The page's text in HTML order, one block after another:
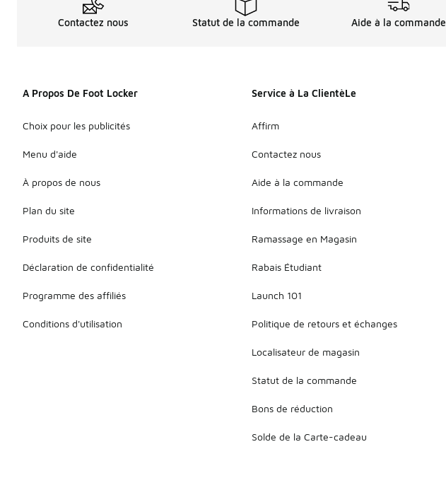
Contactez nous Statut de la commande Aide à la commande
A Propos De Foot Locker
Choix pour les publicités
Menu d'aide
À propos de nous
Plan du site
Produits de site
Déclaration de confidentialité
Programme des affiliés
Conditions d'utilisation
Service à La ClientèLe
Affirm
Contactez nous
Aide à la commande
Informations de livraison
Ramassage en Magasin
Rabais Étudiant
Launch 101
Politique de retours et échanges
Localisateur de magasin
Statut de la commande
Bons de réduction
Solde de la Carte-cadeau